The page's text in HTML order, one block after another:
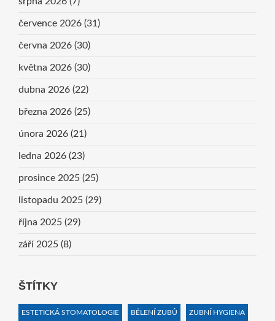
července 2026 (31)
června 2026 (30)
května 2026 (30)
dubna 2026 (22)
března 2026 (25)
února 2026 (21)
ledna 2026 (23)
prosince 2025 (25)
listopadu 2025 (29)
října 2025 (29)
září 2025 (8)
ŠTÍTKY
ESTETICKÁ STOMATOLOGIE BĚLENÍ ZUBŮ ZUBNÍ HYGIENA